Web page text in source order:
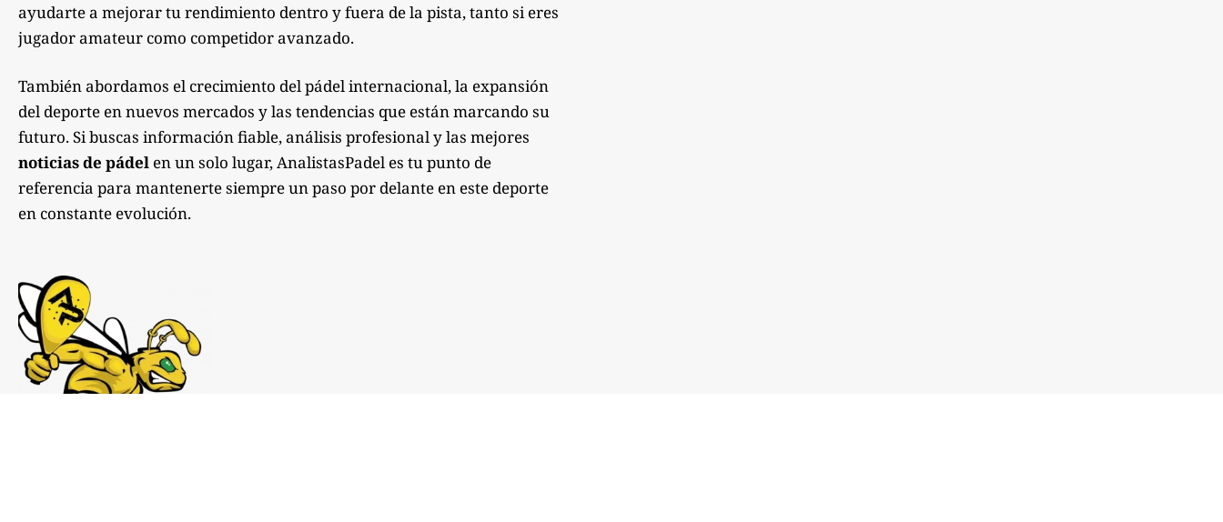
ayudarte a mejorar tu rendimiento dentro y fuera de la pista, tanto si eres
jugador amateur como competidor avanzado.
También abordamos el crecimiento del pádel internacional, la expansión
del deporte en nuevos mercados y las tendencias que están marcando su
futuro. Si buscas información fiable, análisis profesional y las mejores
noticias de pádel en un solo lugar, AnalistasPadel es tu punto de
referencia para mantenerte siempre un paso por delante en este deporte
en constante evolución.